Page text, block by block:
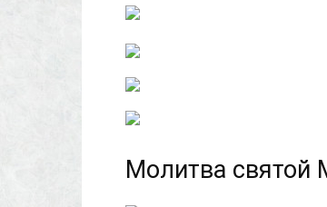
Молитва святой